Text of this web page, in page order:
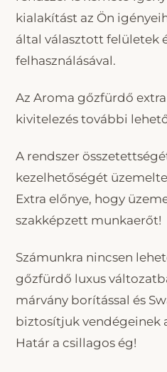
kialakítást az Ön
által választott felületek
felhasználásával.
Az Aroma gőzfürdő extra
kivitelezés további
A rendszer
kezelhetőségét
Extra előnye, hogy
szakképzett munkaerőt!
Számunkra nincsen
gőzfürdő luxus
márvány borítással és
biztosítjuk vendégeinek
Határ a csillagos ég!